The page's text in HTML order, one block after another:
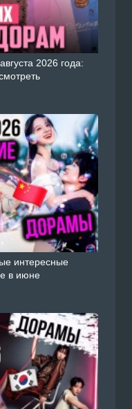
2026 года:
интересные
в июне